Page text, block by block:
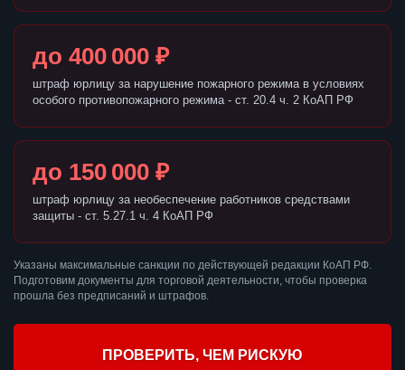
до 400 000 ₽
штраф юрлицу за нарушение пожарного режима в условиях
особого противопожарного режима - ст. 20.4 ч. 2 КоАП РФ
до 150 000 ₽
штраф юрлицу за необеспечение работников средствами
защиты - ст. 5.27.1 ч. 4 КоАП РФ
Указаны максимальные санкции по действующей редакции КоАП РФ.
Подготовим документы для торговой деятельности, чтобы проверка
прошла без предписаний и штрафов.
ПРОВЕРИТЬ, ЧЕМ РИСКУЮ